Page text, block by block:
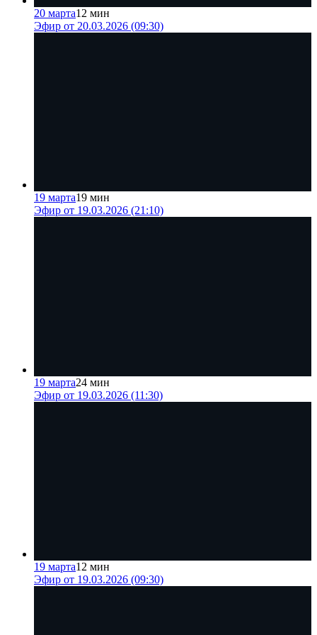
20 марта12 мин
Эфир от 20.03.2026 (09:30)
19 марта19 мин
Эфир от 19.03.2026 (21:10)
19 марта24 мин
Эфир от 19.03.2026 (11:30)
19 марта12 мин
Эфир от 19.03.2026 (09:30)